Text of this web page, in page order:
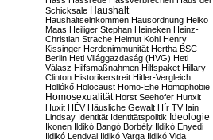
Schicksale Haushalt
Haushaltseinkommen Hausordnung Heiko
Maas Heiliger Stephan Heineken Heinz-
Christian Strache Helmut Kohl Henry
Kissinger Herdenimmunität Hertha BSC
Berlin Heti Világgazdaság (HVG) Heti
Válasz Hilfsmaßnahmen Hilfspaket Hillary
Clinton Historikerstreit Hitler-Vergleich
Hollókő Holocaust Homo-Ehe Homophobie
Homosexualität Horst Seehofer Hunxit
Huxit HÉV Häusliche Gewalt Hír TV Iain
Lindsay Identität Identitätspolitik Ideologie
Ikonen Ildikó Bangó Borbély Ildikó Enyedi
Ildikó Lendvai Ildikó Varga Ildikó Vida